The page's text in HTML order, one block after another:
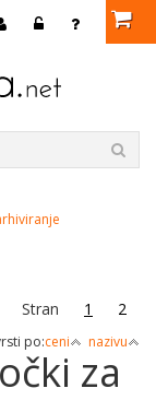
Stran 1 2
po:ceni nazivu
za